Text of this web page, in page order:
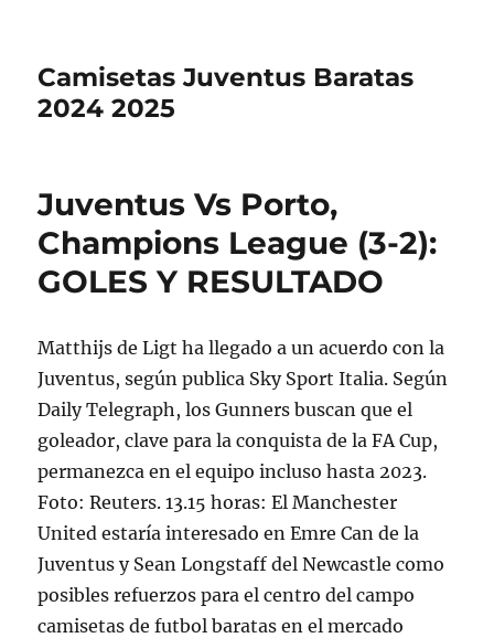
Camisetas Juventus Baratas
2024 2025
Juventus Vs Porto,
Champions League (3-2):
GOLES Y RESULTADO
Matthijs de Ligt ha llegado a un acuerdo con la
Juventus, según publica Sky Sport Italia. Según
Daily Telegraph, los Gunners buscan que el
goleador, clave para la conquista de la FA Cup,
permanezca en el equipo incluso hasta 2023.
Foto: Reuters. 13.15 horas: El Manchester
United estaría interesado en Emre Can de la
Juventus y Sean Longstaff del Newcastle como
posibles refuerzos para el centro del campo
camisetas de futbol baratas en el mercado